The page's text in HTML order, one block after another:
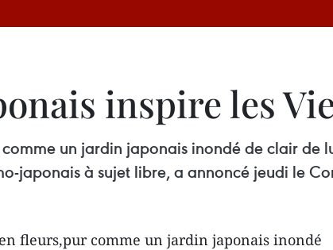
inspire les
un jardin japonais inondé de clair de
japonais à sujet libre, a annoncé jeudi le
fleurs,pur comme un jardin japonais inondé